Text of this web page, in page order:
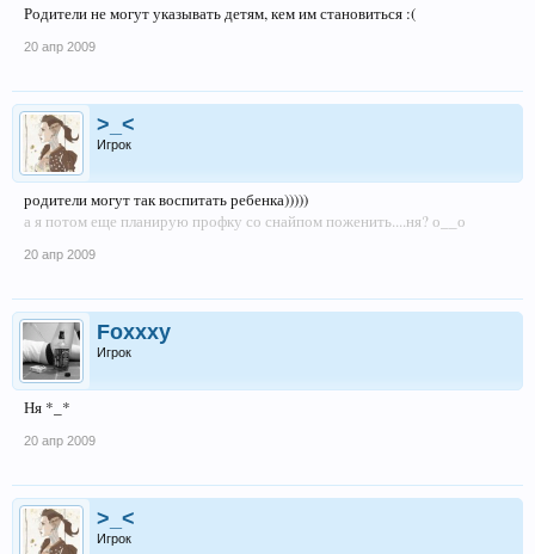
Родители не могут указывать детям, кем им становиться :(
20 апр 2009
>_<
Игрок
родители могут так воспитать ребенка)))))
а я потом еще планирую профку со снайпом поженить....ня? о__о
20 апр 2009
Foxxxy
Игрок
Ня *_*
20 апр 2009
>_<
Игрок